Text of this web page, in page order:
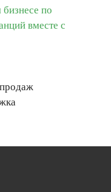
бизнесе по
вместе с